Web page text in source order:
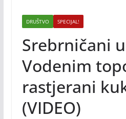
DRUŠTVO SPECIJAL!
Srebrničani
Vodenim
rastjerani
(VIDEO)